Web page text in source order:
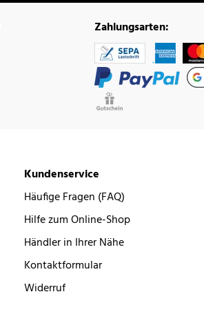
Zahlungsarten:
Kundenservice
Häufige Fragen (FAQ)
Hilfe zum Online-Shop
Händler in Ihrer Nähe
Kontaktformular
Widerruf